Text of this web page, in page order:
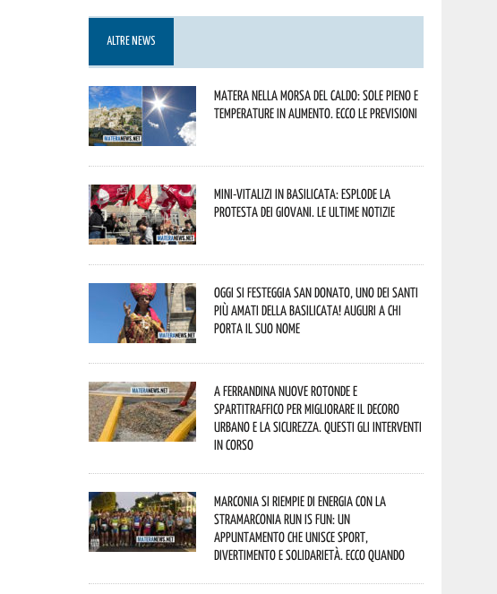
ALTRE NEWS
Matera nella morsa del caldo: sole pieno e
temperature in aumento. Ecco le previsioni
Mini-vitalizi in Basilicata: esplode la
protesta dei giovani. Le ultime notizie
Oggi si festeggia San Donato, uno dei Santi
più amati della Basilicata! Auguri a chi
porta il suo nome
A Ferrandina nuove rotonde e
spartitraffico per migliorare il decoro
urbano e la sicurezza. Questi gli interventi
in corso
Marconia si riempie di energia con la
StraMarconia Run is Fun: un
appuntamento che unisce sport,
divertimento e solidarietà. Ecco quando